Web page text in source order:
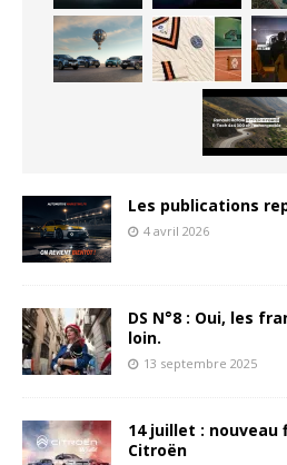
Les publications
4 avril 2026
DS N°8 : Oui, les
loin.
13 septembre 2025
14 juillet : nouveau
Citroën